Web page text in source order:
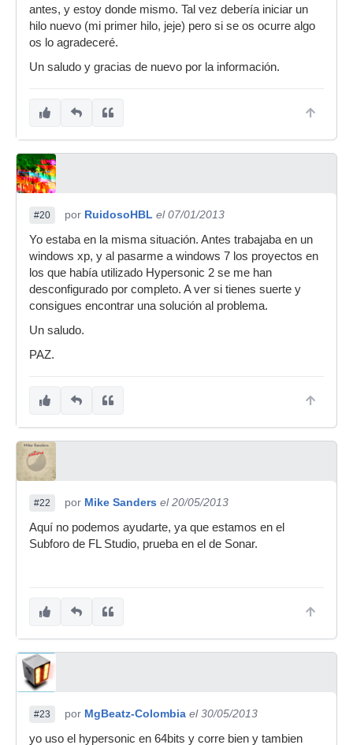
antes, y estoy donde mismo. Tal vez debería iniciar un
hilo nuevo (mi primer hilo, jeje) pero si se os ocurre algo
os lo agradeceré.
Un saludo y gracias de nuevo por la información.
#20 por RuidosoHBL el 07/01/2013
Yo estaba en la misma situación. Antes trabajaba en un
windows xp, y al pasarme a windows 7 los proyectos en
los que había utilizado Hypersonic 2 se me han
desconfigurado por completo. A ver si tienes suerte y
consigues encontrar una solución al problema.
Un saludo.
PAZ.
#22 por Mike Sanders el 20/05/2013
Aquí no podemos ayudarte, ya que estamos en el
Subforo de FL Studio, prueba en el de Sonar.
#23 por MgBeatz-Colombia el 30/05/2013
yo uso el hypersonic en 64bits y corre bien y tambien